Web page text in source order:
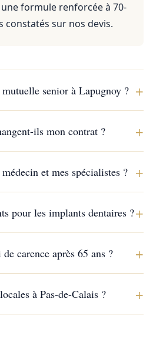
formule renforcée à 70-
sur nos devis.
senior à Lapugnoy ? +
ils mon contrat ? +
et mes spécialistes ? +
pour les implants dentaires ?+
carence après 65 ans ? +
à Pas-de-Calais ? +